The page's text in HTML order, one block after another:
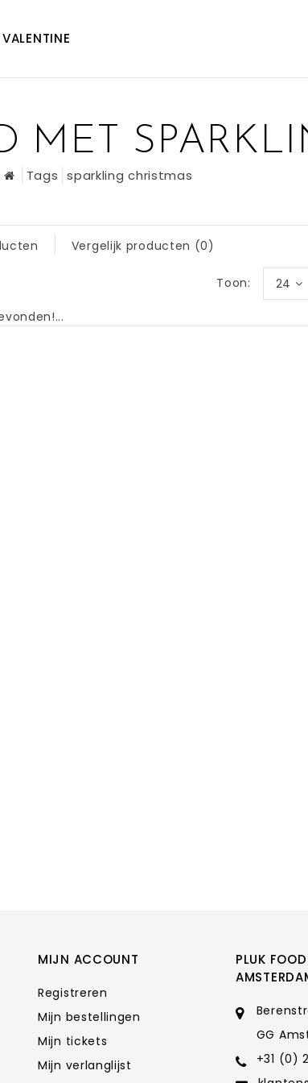
VALENTINE
MET
Tags sparkling christmas
Vergelijk producten (0)
Toon: 24
MIJN ACCOUNT
Registreren
Mijn bestellingen
Mijn tickets
Mijn verlanglijst
PLUK
GG
+31 (0)